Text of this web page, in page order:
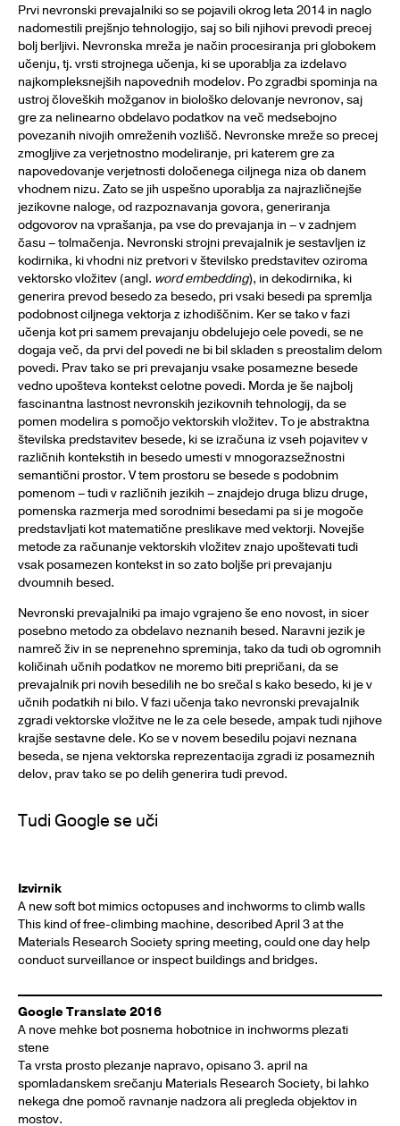
Prvi nevronski prevajalniki so se pojavili okrog leta 2014 in naglo
nadomestili prejšnjo tehnologijo, saj so bili njihovi prevodi precej
bolj berljivi. Nevronska mreža je način procesiranja pri globokem
učenju, tj. vrsti strojnega učenja, ki se uporablja za izdelavo
najkompleksnejših napovednih modelov. Po zgradbi spominja na
ustroj človeških možganov in biološko delovanje nevronov, saj
gre za nelinearno obdelavo podatkov na več medsebojno
povezanih nivojih omreženih vozlišč. Nevronske mreže so precej
zmogljive za verjetnostno modeliranje, pri katerem gre za
napovedovanje verjetnosti določenega ciljnega niza ob danem
vhodnem nizu. Zato se jih uspešno uporablja za najrazličnejše
jezikovne naloge, od razpoznavanja govora, generiranja
odgovorov na vprašanja, pa vse do prevajanja in – v zadnjem
času – tolmačenja. Nevronski strojni prevajalnik je sestavljen iz
kodirnika, ki vhodni niz pretvori v številsko predstavitev oziroma
vektorsko vložitev (angl. word embedding), in dekodirnika, ki
generira prevod besedo za besedo, pri vsaki besedi pa spremlja
podobnost ciljnega vektorja z izhodiščnim. Ker se tako v fazi
učenja kot pri samem prevajanju obdelujejo cele povedi, se ne
dogaja več, da prvi del povedi ne bi bil skladen s preostalim delom
povedi. Prav tako se pri prevajanju vsake posamezne besede
vedno upošteva kontekst celotne povedi. Morda je še najbolj
fascinantna lastnost nevronskih jezikovnih tehnologij, da se
pomen modelira s pomočjo vektorskih vložitev. To je abstraktna
številska predstavitev besede, ki se izračuna iz vseh pojavitev v
različnih kontekstih in besedo umesti v mnogorazsežnostni
semantični prostor. V tem prostoru se besede s podobnim
pomenom – tudi v različnih jezikih – znajdejo druga blizu druge,
pomenska razmerja med sorodnimi besedami pa si je mogoče
predstavljati kot matematične preslikave med vektorji. Novejše
metode za računanje vektorskih vložitev znajo upoštevati tudi
vsak posamezen kontekst in so zato boljše pri prevajanju
dvoumnih besed.
Nevronski prevajalniki pa imajo vgrajeno še eno novost, in sicer
posebno metodo za obdelavo neznanih besed. Naravni jezik je
namreč živ in se neprenehno spreminja, tako da tudi ob ogromnih
količinah učnih podatkov ne moremo biti prepričani, da se
prevajalnik pri novih besedilih ne bo srečal s kako besedo, ki je v
učnih podatkih ni bilo. V fazi učenja tako nevronski prevajalnik
zgradi vektorske vložitve ne le za cele besede, ampak tudi njihove
krajše sestavne dele. Ko se v novem besedilu pojavi neznana
beseda, se njena vektorska reprezentacija zgradi iz posameznih
delov, prav tako se po delih generira tudi prevod.
Tudi Google se uči
Izvirnik
A new soft bot mimics octopuses and inchworms to climb walls
This kind of free-climbing machine, described April 3 at the
Materials Research Society spring meeting, could one day help
conduct surveillance or inspect buildings and bridges.
Google Translate 2016
A nove mehke bot posnema hobotnice in inchworms plezati
stene
Ta vrsta prosto plezanje napravo, opisano 3. april na
spomladanskem srečanju Materials Research Society, bi lahko
nekega dne pomoč ravnanje nadzora ali pregleda objektov in
mostov.